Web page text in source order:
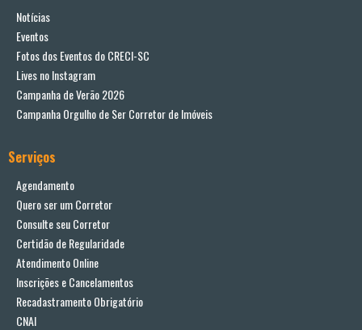
Notícias
Eventos
Fotos dos Eventos do CRECI-SC
Lives no Instagram
Campanha de Verão 2026
Campanha Orgulho de Ser Corretor de Imóveis
Serviços
Agendamento
Quero ser um Corretor
Consulte seu Corretor
Certidão de Regularidade
Atendimento Online
Inscrições e Cancelamentos
Recadastramento Obrigatório
CNAI